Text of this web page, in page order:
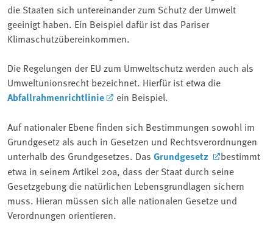
die Staaten sich untereinander zum Schutz der Umwelt
geeinigt haben. Ein Beispiel dafür ist das Pariser
Klimaschutzübereinkommen.
Die Regelungen der EU zum Umweltschutz werden auch als
Umweltunionsrecht bezeichnet. Hierfür ist etwa die
Abfallrahmenrichtlinie ein Beispiel.
Auf nationaler Ebene finden sich Bestimmungen sowohl im
Grundgesetz als auch in Gesetzen und Rechtsverordnungen
unterhalb des Grundgesetzes. Das Grundgesetz
bestimmt
etwa in seinem Artikel 20a, dass der Staat durch seine
Gesetzgebung die natürlichen Lebensgrundlagen sichern
muss. Hieran müssen sich alle nationalen Gesetze und
Verordnungen orientieren.